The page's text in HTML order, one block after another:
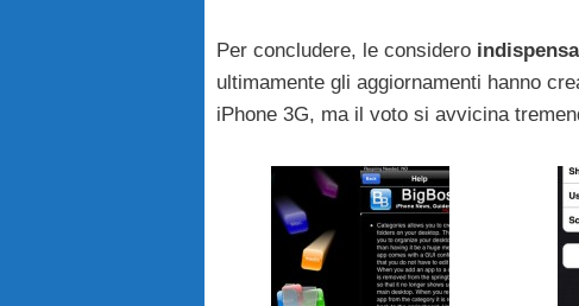
Per concludere, le considero
ultimamente gli aggiornamenti hanno
iPhone 3G, ma il voto si avvicina